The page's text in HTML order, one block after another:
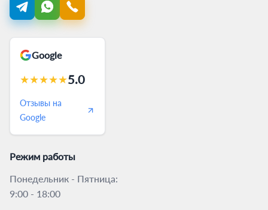
Google
★★★★★5.0
Отзывы на
Google
Режим работы
Понедельник - Пятница:
9:00 - 18:00